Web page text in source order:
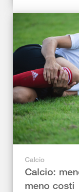
Calcio
Calcio:
meno costi